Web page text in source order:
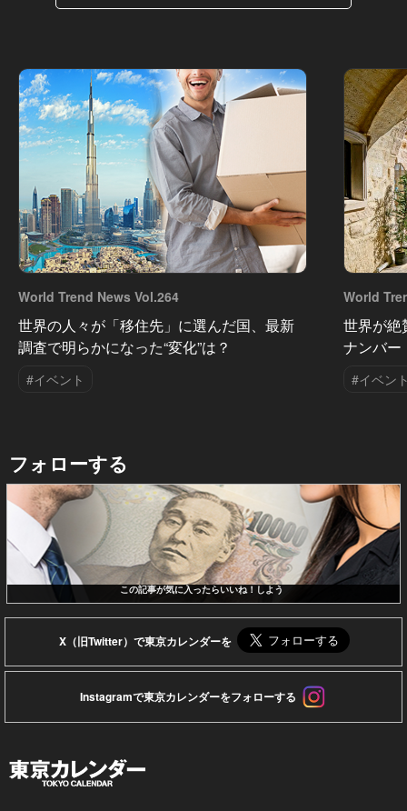
World Trend News Vol.264
世界の人々が「移住先」に選んだ国、最新
調査で明らかになった“変化”は？
#イベント
World
世界が絶
ナンバー
#イベン
フォローする
この記事が気に入ったらいいね！しよう
X（旧Twitter）で東京カレンダーを
Instagramで東京カレンダーをフォローする